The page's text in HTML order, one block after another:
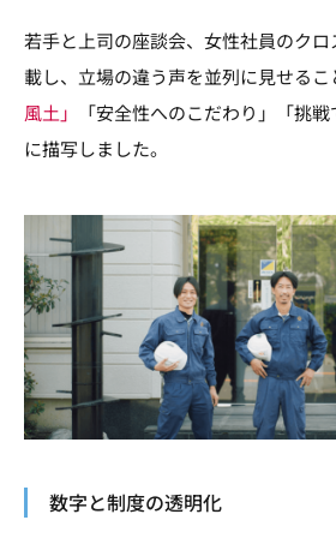
若手と上司の座談会、女性社員のク
載し、立場の違う声を並列に見せるこ
風土」
「安全性へのこだわり」「挑
に描写しました。
数字と制度の透明化